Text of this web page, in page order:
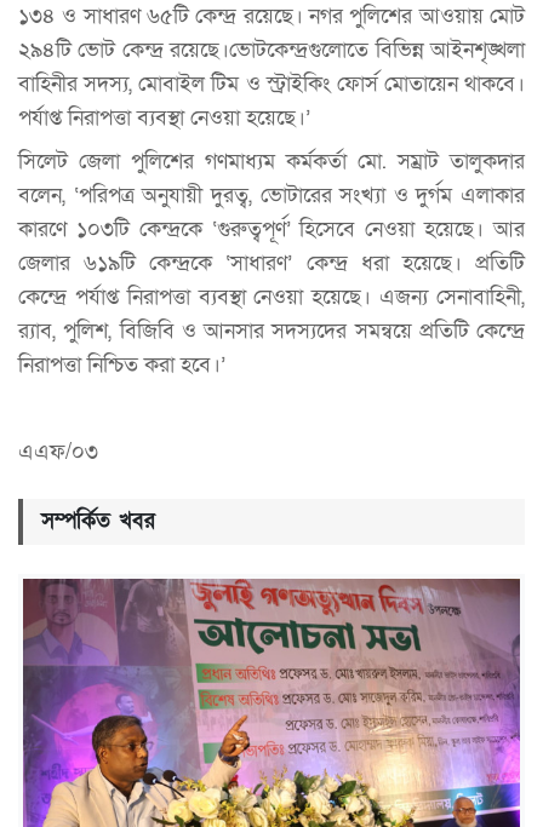
১৩৪ ও সাধারণ ৬৫টি কেন্দ্র রয়েছে। নগর পুলিশের আওয়ায় মোট
২৯৪টি ভোট কেন্দ্র রয়েছে।ভোটকেন্দ্রগুলোতে বিভিন্ন আইনশৃঙ্খলা
বাহিনীর সদস্য, মোবাইল টিম ও স্ট্রাইকিং ফোর্স মোতায়েন থাকবে।
পর্যাপ্ত নিরাপত্তা ব্যবস্থা নেওয়া হয়েছে।’
সিলেট জেলা পুলিশের গণমাধ্যম কর্মকর্তা মো. সম্রাট তালুকদার
বলেন, ‘পরিপত্র অনুযায়ী দুরত্ব, ভোটারের সংখ্যা ও দুর্গম এলাকার
কারণে ১০৩টি কেন্দ্রকে ‘গুরুত্বপূর্ণ’ হিসেবে নেওয়া হয়েছে। আর
জেলার ৬১৯টি কেন্দ্রকে ‘সাধারণ’ কেন্দ্র ধরা হয়েছে। প্রতিটি
কেন্দ্রে পর্যাপ্ত নিরাপত্তা ব্যবস্থা নেওয়া হয়েছে। এজন্য সেনাবাহিনী,
র‌্যাব, পুলিশ, বিজিবি ও আনসার সদস্যদের সমন্বয়ে প্রতিটি কেন্দ্রে
নিরাপত্তা নিশ্চিত করা হবে।’
এএফ/০৩
সম্পর্কিত খবর